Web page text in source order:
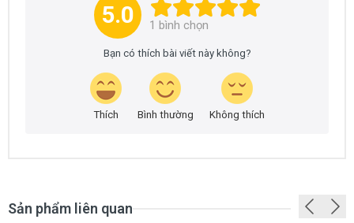
5.0 1 bình chọn
Bạn có thích bài viết này không?
Thích Bình thường Không thích
Sản phẩm liên quan